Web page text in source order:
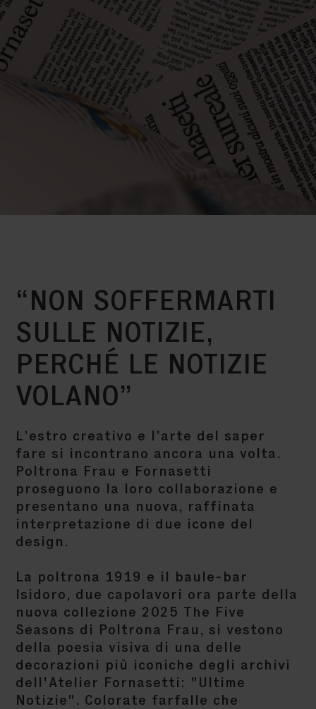
“NON SOFFERMARTI
SULLE NOTIZIE,
PERCHÉ LE NOTIZIE
VOLANO”
L’estro creativo e l’arte del saper
fare si incontrano ancora una volta.
Poltrona Frau e Fornasetti
proseguono la loro collaborazione e
presentano una nuova, raffinata
interpretazione di due icone del
design.
La poltrona 1919 e il baule-bar
Isidoro, due capolavori ora parte della
nuova collezione 2025 The Five
Seasons di Poltrona Frau, si vestono
della poesia visiva di una delle
decorazioni più iconiche degli archivi
dell'Atelier Fornasetti: " Ultime
Notizie " . Colorate farfalle che